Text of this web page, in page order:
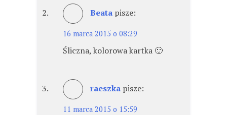
Beata pisze:
16 marca 2015 o 08:29
Śliczna, kolorowa kartka 🙂
raeszka pisze:
11 marca 2015 o 15:59